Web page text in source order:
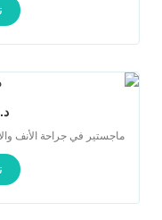
ماجستير في جراحة الأنف